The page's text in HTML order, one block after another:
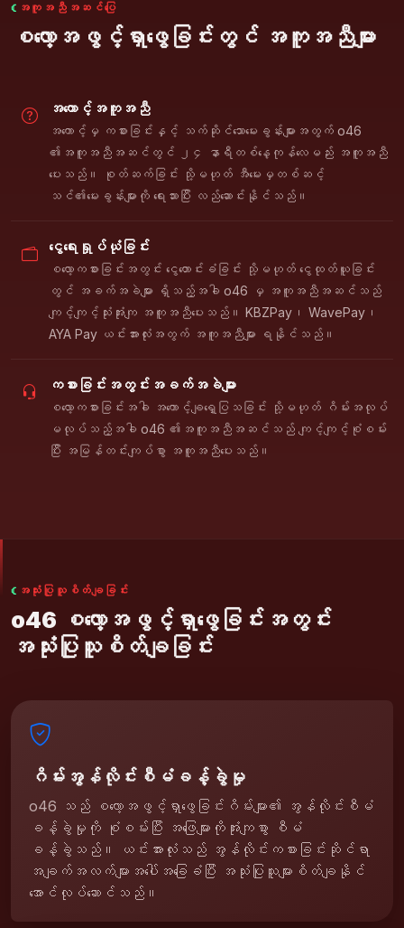
အကူအညီအဆင်ပြေ
စလော့အဖွင့်ရှာဖွေခြင်းတွင် အကူအညီများ
အကောင့်အကူအညီ
အကောင့်မှ ကစားခြင်းနှင့် သက်ဆိုင်သောမေးခွန်းများအတွက် o46
၏အကူအညီအဆင်တွင် ၂၄ နာရီတစ်နေ့ကုန်လေမည်း အကူအညီ
ပေးသည်။ စုတ်ဆက်ခြင်း သို့မဟုတ် အီမေးမှတစ်ဆင့်
သင်၏မေးခွန်းများကို ရေးသားပြီး လည်ဆောင်းနိုင်သည်။
ငွေရေးရှုပ်ယုံခြင်း
စလော့ကစားခြင်းအတွင်း ငွေတောင်းခံခြင်း သို့မဟုတ် ငွေထုတ်ယူခြင်း
တွင် အခက်အခဲများ ရှိသည့်အခါ o46 မှ အကူအညီအဆင်သည်
ကျင့်ကျင့်သုံးအုံးကျ အကူအညီပေးသည်။ KBZPay၊ WavePay၊
AYA Pay ယင်းအားလုံးအတွက် အကူအညီများ ရနိုင်သည်။
ကစားခြင်းအတွင်းအခက်အခဲများ
စလော့ကစားခြင်းအခါ အကောင့်ချရှေ့ပြသခြင်း သို့မဟုတ် ဂိမ်းအလုပ်
မလုပ်သည့်အခါ o46 ၏အကူအညီအဆင်သည် ကျင့်ကျင့်စုံစမ်း
ပြီး အမြန်တင်းကျပ်စွာ အကူအညီပေးသည်။
အသုံးပြုသူစိတ်ချခြင်း
o46 စလော့အဖွင့်ရှာဖွေခြင်းအတွင်း
အသုံးပြုသူစိတ်ချခြင်း
ဂိမ်းအွန်လိုင်းစီမံခန့်ခွဲမှု
o46 သည် စလော့အဖွင့်ရှာဖွေခြင်းဂိမ်းများ၏ အွန်လိုင်းစီမံ
ခန့်ခွဲမှုကို စုံစမ်းပြီး အဖြေများကိုအုံးကျစွာ စီမံ
ခန့်ခွဲသည်။ ယင်းအားလုံးသည် အွန်လိုင်းကစားခြင်းဆိုင်ရာ
အချက်အလက်များအပေါ်အခြေခံပြီး အသုံးပြုသူများစိတ်ချနိုင်
အောင်လုပ်ဆောင်သည်။